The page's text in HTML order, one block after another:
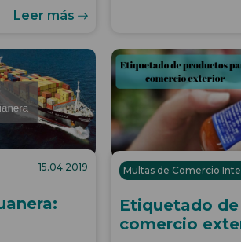
Leer más
15.04.2019 Multas de Comercio
Etiquetado
comercio